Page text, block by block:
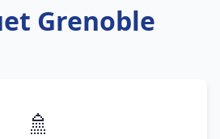
Grenoble
🚿